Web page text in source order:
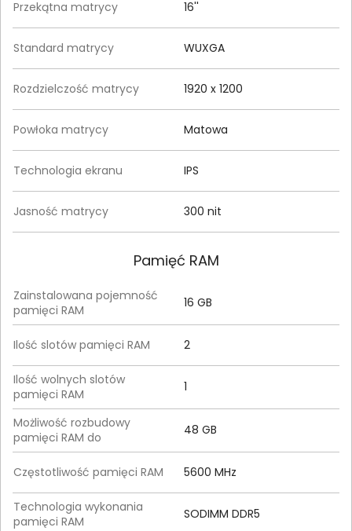
Przekątna matrycy 16''
Standard matrycy WUXGA
Rozdzielczość matrycy 1920 x 1200
Powłoka matrycy Matowa
Technologia ekranu IPS
Jasność matrycy 300 nit
Pamięć RAM
Zainstalowana pojemność
pamięci RAM
16 GB
Ilość slotów pamięci RAM 2
Ilość wolnych slotów
pamięci RAM
1
Możliwość rozbudowy
pamięci RAM do
48 GB
Częstotliwość pamięci RAM 5600 MHz
Technologia wykonania
pamięci RAM
SODIMM DDR5